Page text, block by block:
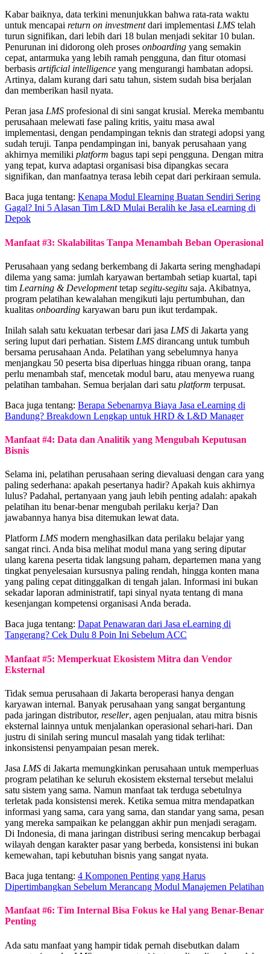
Kabar baiknya, data terkini menunjukkan bahwa rata-rata waktu
untuk mencapai return on investmentdari implementasi LMS telah
turun signifikan, dari lebih dari 18 bulan menjadi sekitar 10 bulan.
Penurunan ini didorong oleh proses onboarding yang semakin
cepat, antarmuka yang lebih ramah pengguna, dan fitur otomasi
berbasis artificial intelligence yang mengurangi hambatan adopsi.
Artinya, dalam kurang dari satu tahun, sistem sudah bisa berjalan
dan memberikan hasil nyata.
Peran jasa LMS profesional di sini sangat krusial. Mereka membantu
perusahaan melewati fase paling kritis, yaitu masa awal
implementasi, dengan pendampingan teknis dan strategi adopsi yang
sudah teruji. Tanpa pendampingan ini, banyak perusahaan yang
akhirnya memiliki platform bagus tapi sepi pengguna. Dengan mitra
yang tepat, kurva adaptasi organisasi bisa dipangkas secara
signifikan, dan manfaatnya terasa lebih cepat dari perkiraan semula.
Baca juga tentang: Kenapa Modul Elearning Buatan Sendiri Sering
Gagal? Ini 5 Alasan Tim L&D Mulai Beralih ke Jasa eLearning di
Depok
Manfaat #3: Skalabilitas Tanpa Menambah Beban Operasional
Perusahaan yang sedang berkembang di Jakarta sering menghadapi
dilema yang sama: jumlah karyawan bertambah setiap kuartal, tapi
tim Learning & Developmenttetap segitu-segitu saja. Akibatnya,
program pelatihan kewalahan mengikuti laju pertumbuhan, dan
kualitas onboarding karyawan baru pun ikut terdampak.
Inilah salah satu kekuatan terbesar dari jasa LMS di Jakarta yang
sering luput dari perhatian. Sistem LMS dirancang untuk tumbuh
bersama perusahaan Anda. Pelatihan yang sebelumnya hanya
menjangkau 50 peserta bisa diperluas hingga ribuan orang, tanpa
perlu menambah staf, mencetak modul baru, atau menyewa ruang
pelatihan tambahan. Semua berjalan dari satu platform terpusat.
Baca juga tentang: Berapa Sebenarnya Biaya Jasa eLearning di
Bandung? Breakdown Lengkap untuk HRD & L&D Manager
Manfaat #4: Data dan Analitik yang Mengubah Keputusan
Bisnis
Selama ini, pelatihan perusahaan sering dievaluasi dengan cara yang
paling sederhana: apakah pesertanya hadir? Apakah kuis akhirnya
lulus? Padahal, pertanyaan yang jauh lebih penting adalah: apakah
pelatihan itu benar-benar mengubah perilaku kerja? Dan
jawabannya hanya bisa ditemukan lewat data.
Platform LMS modern menghasilkan data perilaku belajar yang
sangat rinci. Anda bisa melihat modul mana yang sering diputar
ulang karena peserta tidak langsung paham, departemen mana yang
tingkat penyelesaian kursusnya paling rendah, hingga konten mana
yang paling cepat ditinggalkan di tengah jalan. Informasi ini bukan
sekadar laporan administratif, tapi sinyal nyata tentang di mana
kesenjangan kompetensi organisasi Anda berada.
Baca juga tentang: Dapat Penawaran dari Jasa eLearning di
Tangerang? Cek Dulu 8 Poin Ini Sebelum ACC
Manfaat #5: Memperkuat Ekosistem Mitra dan Vendor
Eksternal
Tidak semua perusahaan di Jakarta beroperasi hanya dengan
karyawan internal. Banyak perusahaan yang sangat bergantung
pada jaringan distributor, reseller, agen penjualan, atau mitra bisnis
eksternal lainnya untuk menjalankan operasional sehari-hari. Dan
justru di sinilah sering muncul masalah yang tidak terlihat:
inkonsistensi penyampaian pesan merek.
Jasa LMS di Jakarta memungkinkan perusahaan untuk memperluas
program pelatihan ke seluruh ekosistem eksternal tersebut melalui
satu sistem yang sama. Namun manfaat tak terduga sebetulnya
terletak pada konsistensi merek. Ketika semua mitra mendapatkan
informasi yang sama, cara yang sama, dan standar yang sama, pesan
yang mereka sampaikan ke pelanggan akhir pun menjadi seragam.
Di Indonesia, di mana jaringan distribusi sering mencakup berbagai
wilayah dengan karakter pasar yang berbeda, konsistensi ini bukan
kemewahan, tapi kebutuhan bisnis yang sangat nyata.
Baca juga tentang: 4 Komponen Penting yang Harus
Dipertimbangkan Sebelum Merancang Modul Manajemen Pelatihan
Manfaat #6: Tim Internal Bisa Fokus ke Hal yang Benar-Benar
Penting
Ada satu manfaat yang hampir tidak pernah disebutkan dalam